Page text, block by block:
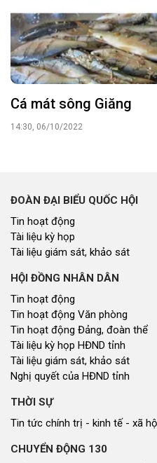
Cá mát sông Giăng
14:30, 06/10/2022
ĐOÀN ĐẠI BIỂU QUỐC HỘI
Tin hoạt động
Tài liệu kỳ họp
Tài liệu giám sát, khảo sát
HỘI ĐỒNG NHÂN DÂN
Tin hoạt động
Tin hoạt động Văn phòng
Tin hoạt động Đảng, đoàn thể
Tài liệu kỳ họp HĐND tỉnh
Tài liệu giám sát, khảo sát
Nghị quyết của HĐND tỉnh
THỜI SỰ
Tin tức chính trị - kinh tế - xã
CHUYỂN ĐỘNG 130